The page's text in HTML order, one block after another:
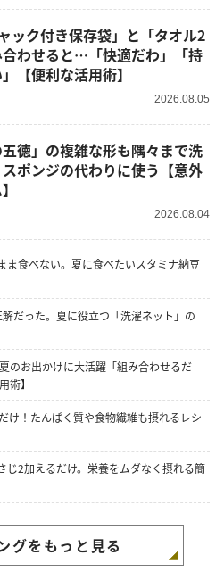
わせると…「快適だわ」「持
【便利な活用術】
2026.08.05
五徳」の複雑な形も隅々まで洗
ポンジの代わりに使う【意外
2026.08.04
ま食べない。夏に食べたいスタミナ納豆
だった。夏に役立つ「洗濯ネット」の
のお出かけに大活躍「組み合わせるだ
術】
け！たんぱく質や食物繊維も摂れるレシ
じ2加えるだけ。栄養をムダなく摂れる簡
グをもっと見る